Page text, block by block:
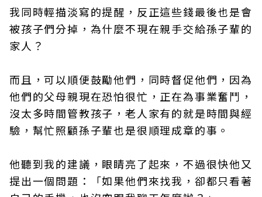
我同時輕描淡寫的提醒，反正這些錢最後也是會
被孩子們分掉，為什麼不現在親手交給孫子輩的
家人？
而且，可以順便鼓勵他們，同時督促他們，因為
他們的父母親現在恐怕很忙，正在為事業奮鬥，
沒太多時間管教孩子，老人家有的就是時間與經
驗，幫忙照顧孫子輩也是很順理成章的事。
他聽到我的建議，眼睛亮了起來，不過很快他又
提出一個問題：「如果他們來找我，卻都只看著